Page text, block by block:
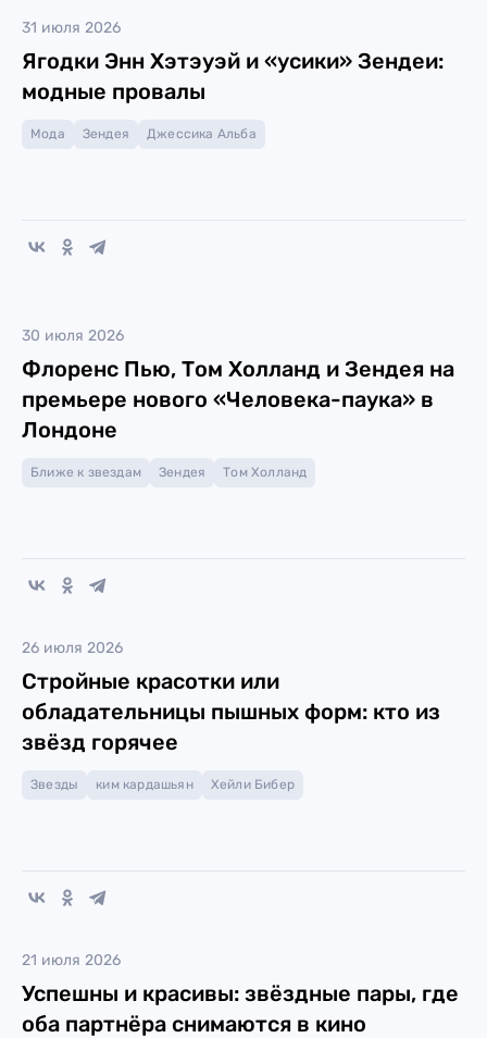
31 июля 2026
Ягодки Энн Хэтэуэй и «усики» Зендеи:
модные провалы
Мода Зендея Джессика Альба
30 июля 2026
Флоренс Пью, Том Холланд и Зендея на
премьере нового «Человека-паука» в
Лондоне
Ближе к звездам Зендея Том Холланд
26 июля 2026
Стройные красотки или
обладательницы пышных форм: кто из
звёзд горячее
Звезды ким кардашьян Хейли Бибер
21 июля 2026
Успешны и красивы: звёздные пары, где
оба партнёра снимаются в кино